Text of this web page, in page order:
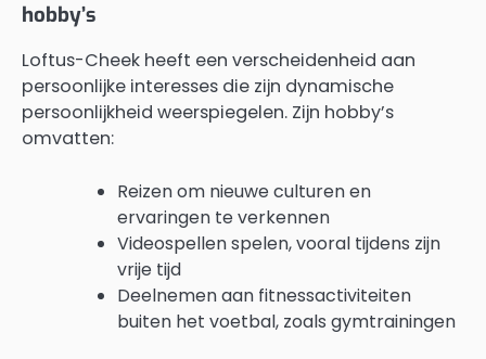
hobby’s
Loftus-Cheek heeft een verscheidenheid aan
persoonlijke interesses die zijn dynamische
persoonlijkheid weerspiegelen. Zijn hobby’s
omvatten:
Reizen om nieuwe culturen en
ervaringen te verkennen
Videospellen spelen, vooral tijdens zijn
vrije tijd
Deelnemen aan fitnessactiviteiten
buiten het voetbal, zoals gymtrainingen